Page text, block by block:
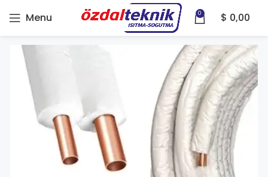
Menu 0 $ 0,00